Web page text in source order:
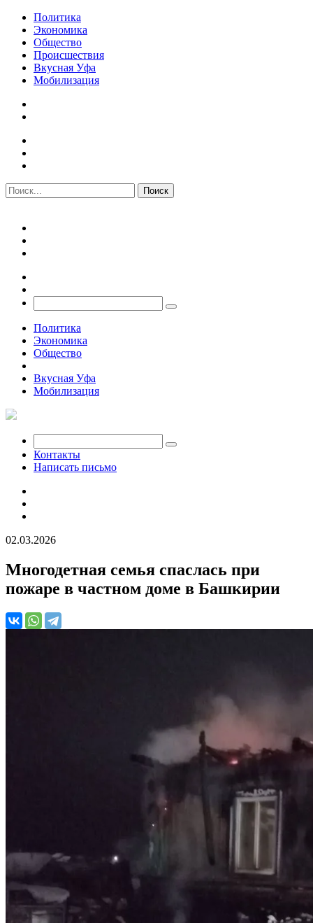
Политика
Экономика
Общество
Происшествия
Вкусная Уфа
Мобилизация
Политика
Экономика
Общество
Вкусная Уфа
Мобилизация
Контакты
Написать письмо
02.03.2026
Многодетная семья спаслась при
пожаре в частном доме в Башкирии